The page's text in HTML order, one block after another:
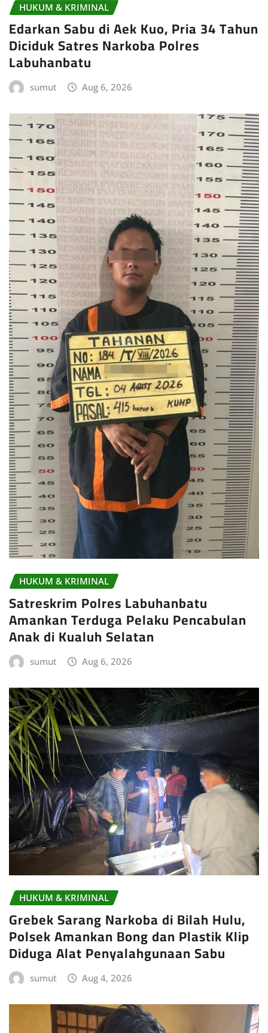
HUKUM & KRIMINAL
Edarkan Sabu di Aek Kuo, Pria 34 Tahun
Diciduk Satres Narkoba Polres
Labuhanbatu
sumut Aug 6, 2026
HUKUM & KRIMINAL
Satreskrim Polres Labuhanbatu
Amankan Terduga Pelaku Pencabulan
Anak di Kualuh Selatan
sumut Aug 6, 2026
HUKUM & KRIMINAL
Grebek Sarang Narkoba di Bilah Hulu,
Polsek Amankan Bong dan Plastik Klip
Diduga Alat Penyalahgunaan Sabu
sumut Aug 4, 2026